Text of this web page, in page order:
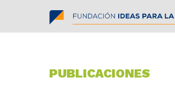
PUBLICACIONES